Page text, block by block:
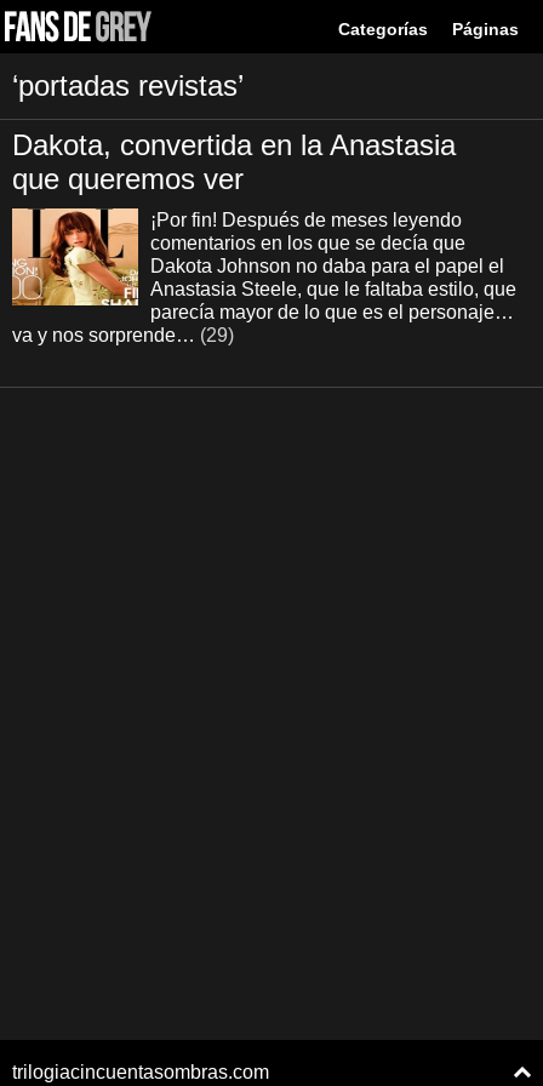
Categorías Páginas
‘portadas revistas’
Dakota, convertida en la Anastasia
que queremos ver
¡Por fin! Después de meses leyendo
comentarios en los que se decía que
Dakota Johnson no daba para el papel el
Anastasia Steele, que le faltaba estilo, que
parecía mayor de lo que es el personaje…
va y nos sorprende… (29)
trilogiacincuentasombras.com